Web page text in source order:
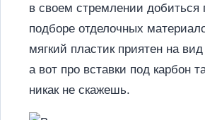
в своем стремлении добиться
подборе отделочных
мягкий пластик приятен на
а вот про вставки под карбон
никак не скажешь.